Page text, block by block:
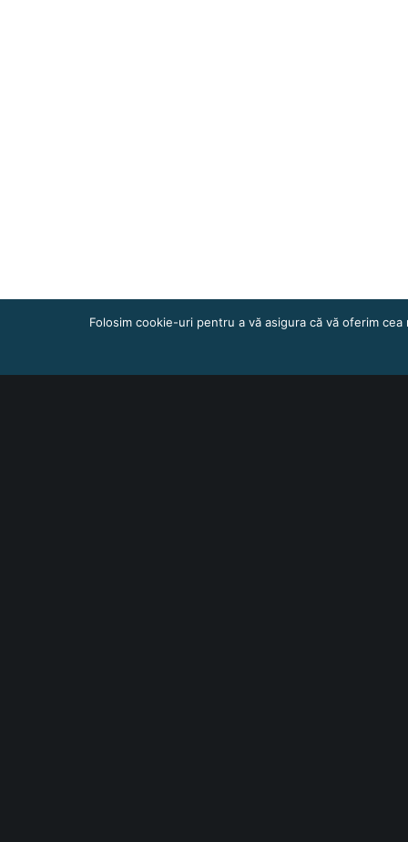
Folosim cookie-uri pentru a vă asigura că vă oferim